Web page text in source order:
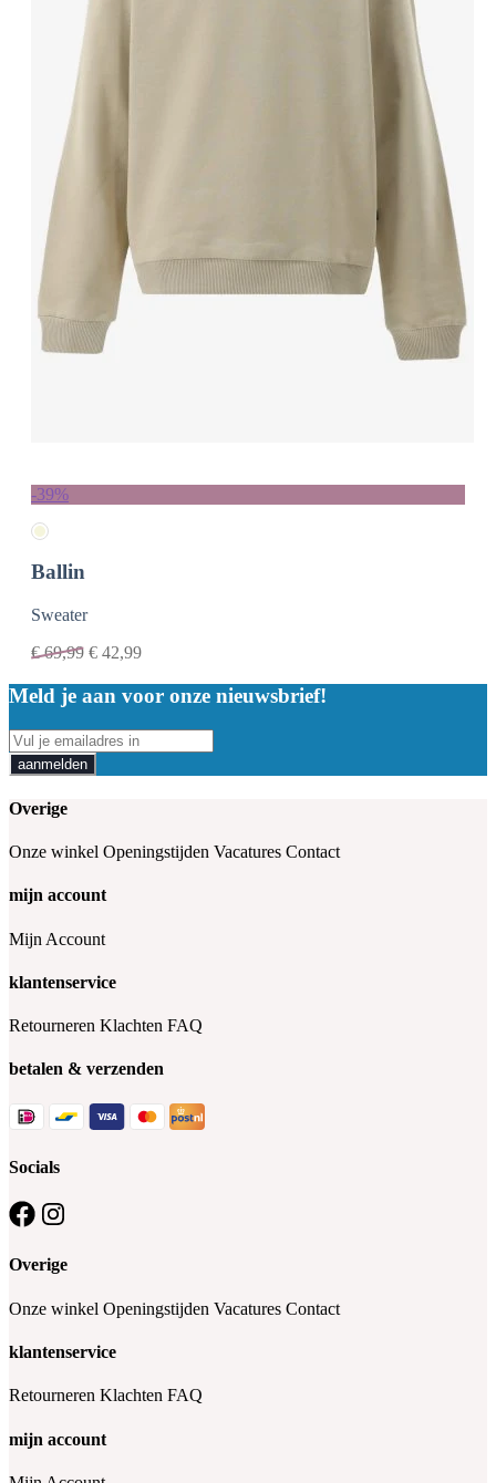
-39%
Ballin
Sweater
€69,99 € 42,99
Meld je aan voor onze nieuwsbrief!
aanmelden
Overige
Onze winkel Openingstijden Vacatures Contact
mijn account
Mijn Account
klantenservice
Retourneren Klachten FAQ
betalen & verzenden
Socials
Overige
Onze winkel Openingstijden Vacatures Contact
klantenservice
Retourneren Klachten FAQ
mijn account